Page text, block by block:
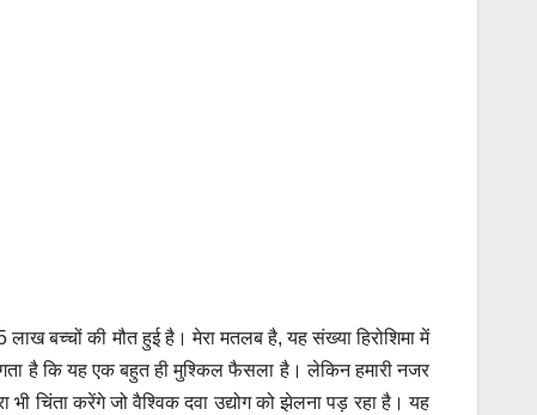
बच्चों की मौत हुई है। मेरा मतलब है, यह संख्या हिरोशिमा में
है कि यह एक बहुत ही मुश्किल फैसला है। लेकिन हमारी नजर
चिंता करेंगे जो वैश्विक दवा उद्योग को झेलना पड़ रहा है। यह